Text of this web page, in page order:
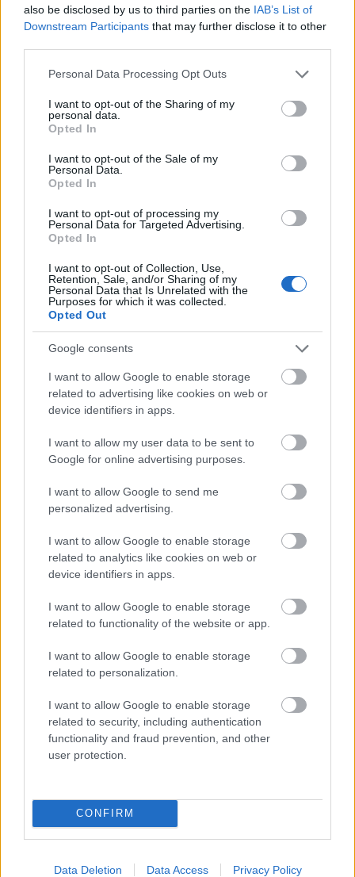
also be disclosed by us to third parties on the IAB’s List of
Downstream Participants that may further disclose it to other
Please note that this website/app uses one or more Google
not limited to your visit or usage behaviour. You may click to
grant or deny consent to Google and its third-party tags to
use your data for below specified purposes in below Google
consent section.
Personal Data Processing Opt Outs
I want to opt-out of the Sharing of my
personal data.
Opted In
I want to opt-out of the Sale of my
Personal Data.
Opted In
I want to opt-out of processing my
Personal Data for Targeted Advertising.
Opted In
I want to opt-out of Collection, Use,
Retention, Sale, and/or Sharing of my
Personal Data that Is Unrelated with the
Purposes for which it was collected.
Opted Out
Google consents
I want to allow Google to enable storage
related to advertising like cookies on web or
device identifiers in apps.
I want to allow my user data to be sent to
Google for online advertising purposes.
I want to allow Google to send me
personalized advertising.
I want to allow Google to enable storage
related to analytics like cookies on web or
device identifiers in apps.
I want to allow Google to enable storage
related to functionality of the website or app.
I want to allow Google to enable storage
related to personalization.
I want to allow Google to enable storage
related to security, including authentication
functionality and fraud prevention, and other
user protection.
CONFIRM
Data Deletion Data Access Privacy Policy
Küldés
Messengeren
keresőben könnyebben megtaláld a
glamour.hu cikkeit